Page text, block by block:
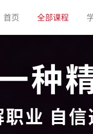
首页(current)全部课程
种
业 自信